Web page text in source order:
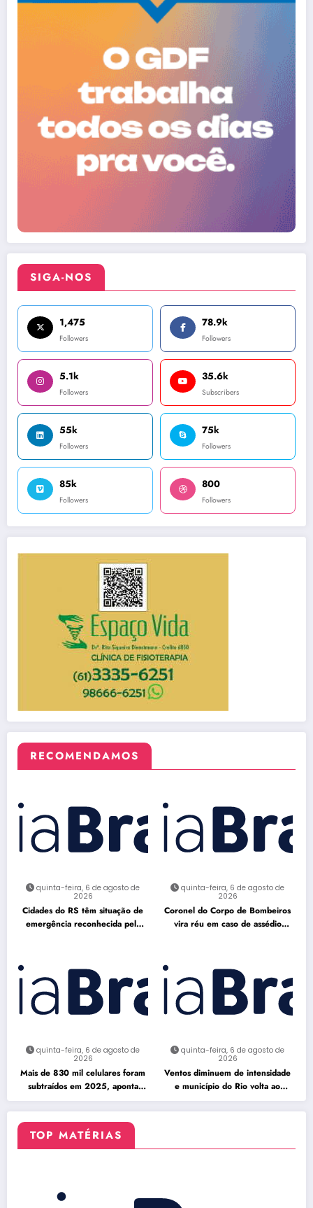
SIGA-NOS
1,475
Followers
78.9k
Followers
5.1k
Followers
35.6k
Subscribers
55k
Followers
75k
Followers
85k
Followers
800
Followers
RECOMENDAMOS
quinta-feira, 6 de agosto de
2026
Cidades do RS têm situação de
emergência reconhecida pela
quinta-feira, 6 de agosto de
2026
Coronel do Corpo de Bombeiros
vira réu em caso de assédio
quinta-feira, 6 de agosto de
2026
Mais de 830 mil celulares foram
subtraídos em 2025, aponta
relatório
quinta-feira, 6 de agosto de
2026
Ventos diminuem de intensidade
e município do Rio volta ao
Estágio 1
TOP MATÉRIAS